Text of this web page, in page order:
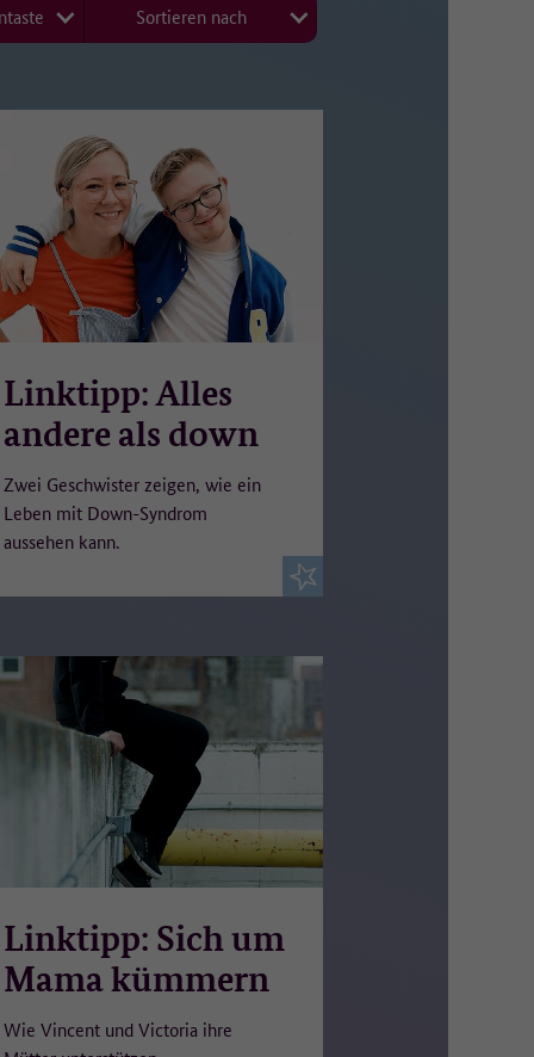
Sortieren nach
Linktipp: Alles
andere als down
Zwei Geschwister zeigen, wie ein
Leben mit Down-Syndrom
aussehen kann.
Linktipp: Sich um
Mama kümmern
Wie Vincent und Victoria ihre